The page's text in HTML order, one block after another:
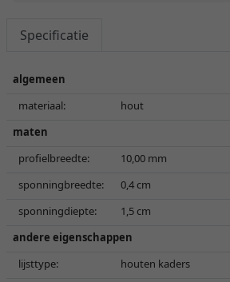
Specificatie
algemeen
materiaal:
hout
maten
profielbreedte:
10,00 mm
sponningbreedte:
0,4 cm
sponningdiepte:
1,5 cm
andere eigenschappen
lijsttype:
houten kaders